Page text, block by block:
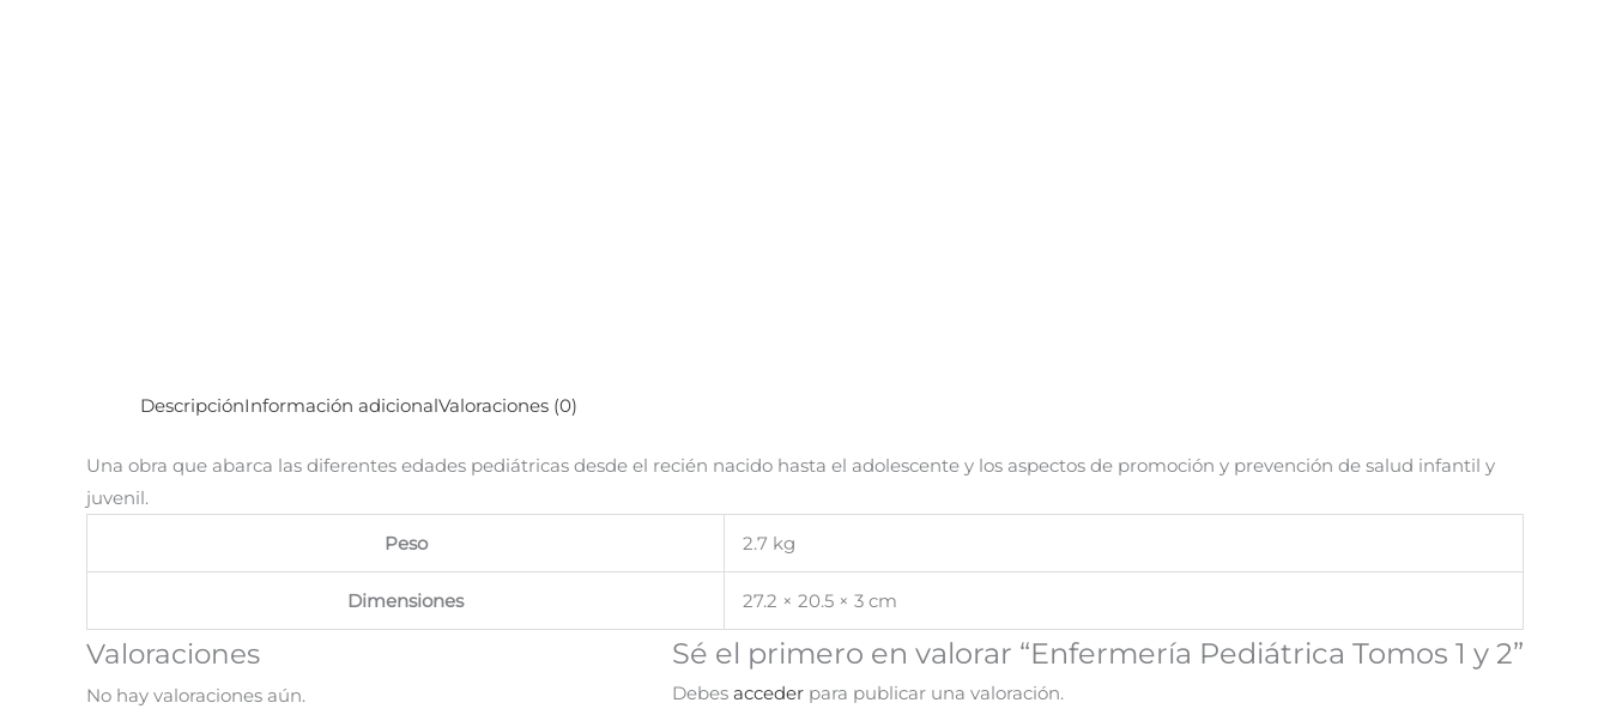
DescripciónInformación adicionalValoraciones (0)
Una obra que abarca las diferentes edades pediátricas desde el recién nacido hasta el adolescente y los aspectos de promoción y prevención de salud infantil y
juvenil.
Peso
2.7 kg
Dimensiones 27.2 × 20.5 × 3 cm
Valoraciones
No hay valoraciones aún.
Sé el primero en valorar “Enfermería Pediátrica Tomos 1 y 2”
Debes acceder para publicar una valoración.